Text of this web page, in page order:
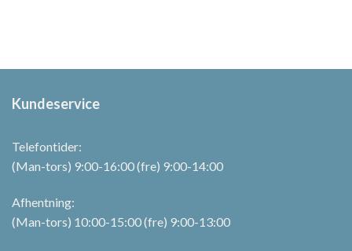
Kundeservice
Telefontider:
(Man-tors) 9:00-16:00 (fre) 9:00-14:00
Afhentning:
(Man-tors) 10:00-15:00 (fre) 9:00-13:00